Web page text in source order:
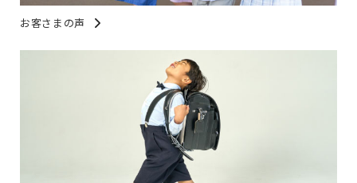
お客さまの声